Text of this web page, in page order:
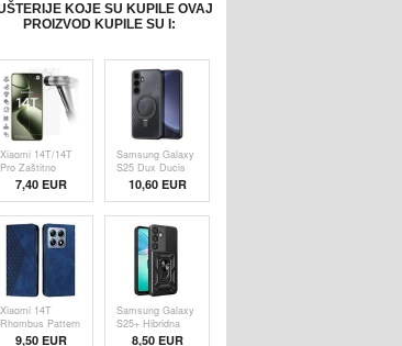
KOJE SU KUPILE OVAJ
PROIZVOD KUPILE SU I:
Xiaomi 14T/14T
Pro Zaštitno
Kaljeno Staklo -
9H - Case
Friendly -
Providno
7,40 EUR
Samsung Galaxy
S25 Dux Ducis
Aimo Hybrid
Case -
Compatible with
MagSafe - Black
10,60 EUR
Xiaomi 14T
Rhombus Pattern
Wallet Case with
9,50 EUR
Samsung Galaxy
S25+ Hibridna
Maska sa
8,50 EUR